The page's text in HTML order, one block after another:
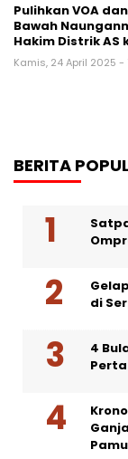
Pulihkan VOA
Bawah
Hakim Distrik AS
Kamis, 24 April 2025 -
BERITA
di
4